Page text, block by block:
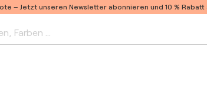
– Jetzt unseren Newsletter abonnieren und 10 %
Farben …